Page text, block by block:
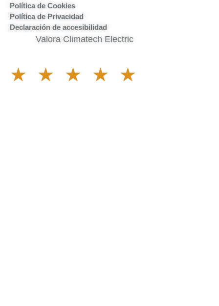
Política de Cookies
Política de Privacidad
Declaración de accesibilidad
Valora Climatech Electric
★ ★ ★ ★ ★